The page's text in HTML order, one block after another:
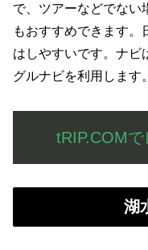
で、ツアーなどでない
もおすすめできます
はしやすいです。ナビ
グルナビを利用します。
tRIP.COM
湖